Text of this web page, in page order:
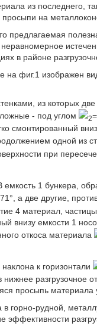
из последнего,
на
предлагаемая
в районе
фиг.1 изображен
из которых
- под углом 2
смонтированный
одной из
при
1 бункера,
а две другие,
4 материал,
внизу емкости 1
откоса материала
к горизонтали
разгрузочное
просыпь материала
рудной,